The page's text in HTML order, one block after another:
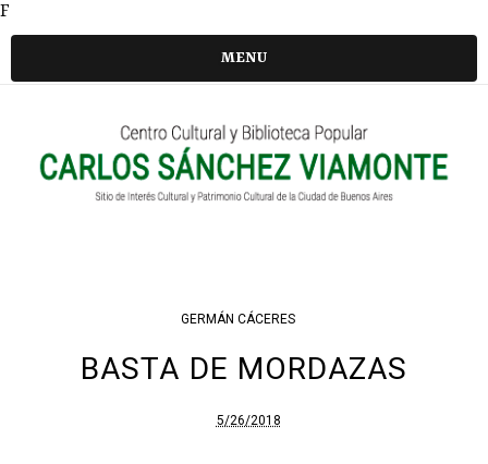
F
MENU
GERMÁN CÁCERES
BASTA DE MORDAZAS
5/26/2018